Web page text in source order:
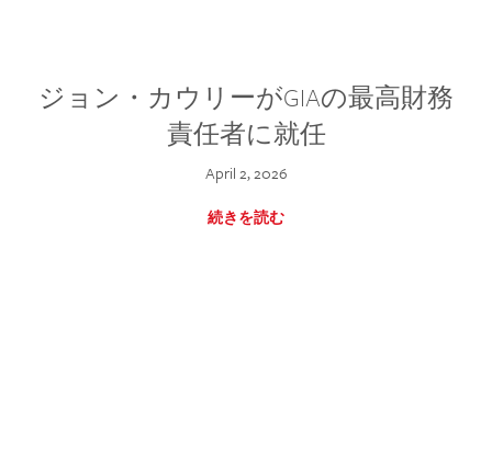
ジョン・カウリーがGIAの最高財務
責任者に就任
April 2, 2026
続きを読む